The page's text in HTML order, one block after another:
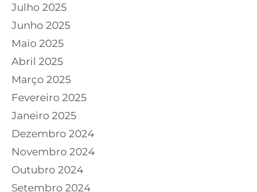
Julho 2025
Junho 2025
Maio 2025
Abril 2025
Março 2025
Fevereiro 2025
Janeiro 2025
Dezembro 2024
Novembro 2024
Outubro 2024
Setembro 2024